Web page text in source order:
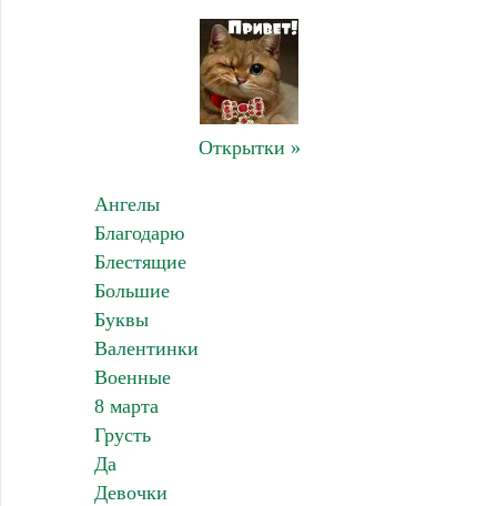
Открытки »
Ангелы
Благодарю
Блестящие
Большие
Буквы
Валентинки
Военные
8 марта
Грусть
Да
Девочки